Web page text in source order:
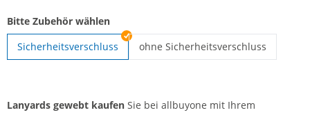
Bitte Zubehör wählen
Sicherheitsverschluss
ohne Sicherheitsverschluss
Lanyards gewebt kaufen Sie bei allbuyone mit Ihrem